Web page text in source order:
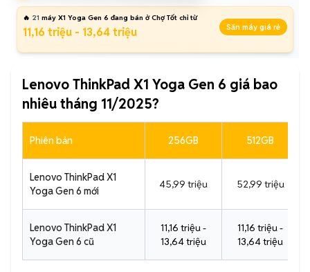
🔥 21 máy X1 Yoga Gen 6 đang bán ở Chợ Tốt chỉ từ
11,16 triệu - 13,64 triệu Săn máy giá rẻ
Lenovo ThinkPad X1 Yoga Gen 6 giá bao
nhiêu tháng 11/2025?
Phiên bản 256GB 512GB
Lenovo ThinkPad X1
Yoga Gen 6 mới
45,99 triệu 52,99 triệu
Lenovo ThinkPad X1
Yoga Gen 6 cũ
11,16 triệu -
13,64 triệu
11,16 triệu -
13,64 triệu